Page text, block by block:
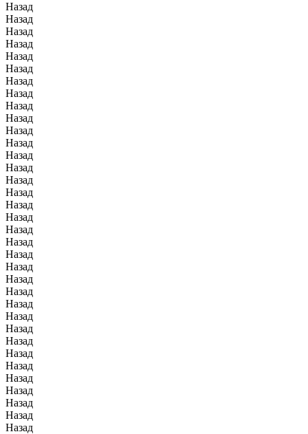
Назад
Назад
Назад
Назад
Назад
Назад
Назад
Назад
Назад
Назад
Назад
Назад
Назад
Назад
Назад
Назад
Назад
Назад
Назад
Назад
Назад
Назад
Назад
Назад
Назад
Назад
Назад
Назад
Назад
Назад
Назад
Назад
Назад
Назад
Назад